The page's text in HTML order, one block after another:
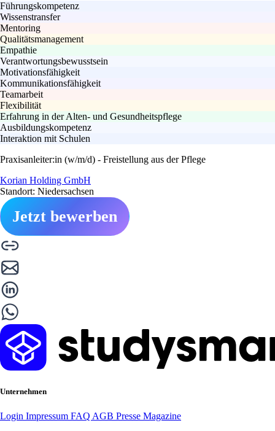
Führungskompetenz
Wissenstransfer
Mentoring
Qualitätsmanagement
Empathie
Verantwortungsbewusstsein
Motivationsfähigkeit
Kommunikationsfähigkeit
Teamarbeit
Flexibilität
Erfahrung in der Alten- und Gesundheitspflege
Ausbildungskompetenz
Interaktion mit Schulen
Praxisanleiter:in (w/m/d) - Freistellung aus der Pflege
Korian Holding GmbH
Standort: Niedersachsen
Jetzt bewerben
Unternehmen
Login Impressum FAQ AGB Presse Magazine